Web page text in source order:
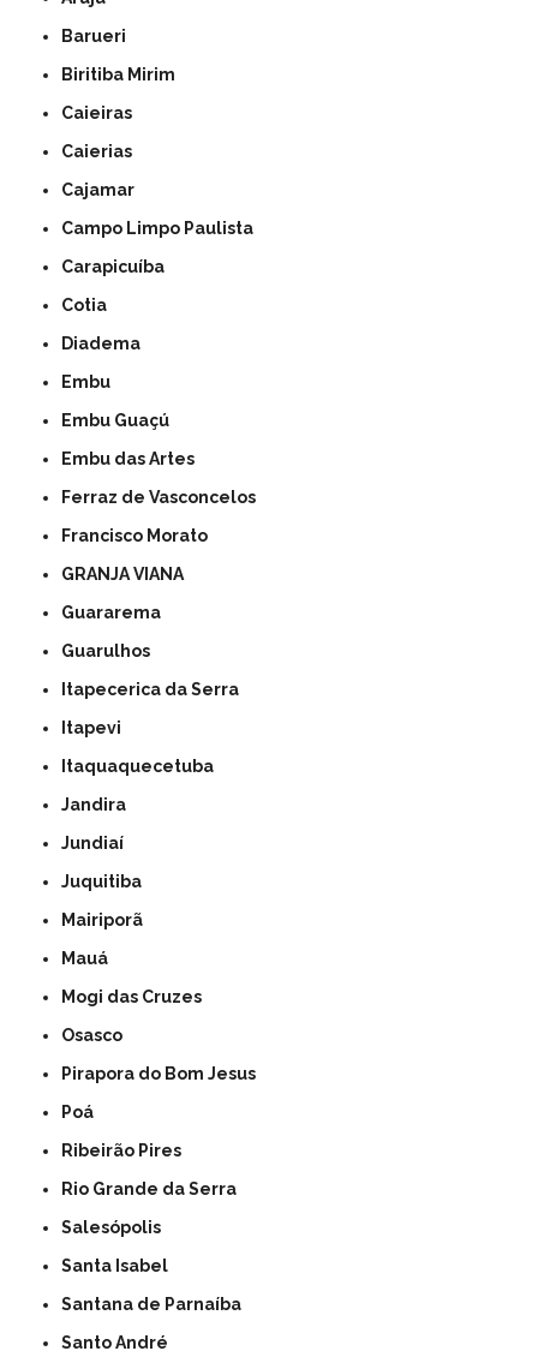
Barueri
Biritiba Mirim
Caieiras
Caierias
Cajamar
Campo Limpo Paulista
Carapicuíba
Cotia
Diadema
Embu
Embu Guaçú
Embu das Artes
Ferraz de Vasconcelos
Francisco Morato
GRANJA VIANA
Guararema
Guarulhos
Itapecerica da Serra
Itapevi
Itaquaquecetuba
Jandira
Jundiaí
Juquitiba
Mairiporã
Mauá
Mogi das Cruzes
Osasco
Pirapora do Bom Jesus
Poá
Ribeirão Pires
Rio Grande da Serra
Salesópolis
Santa Isabel
Santana de Parnaíba
Santo André